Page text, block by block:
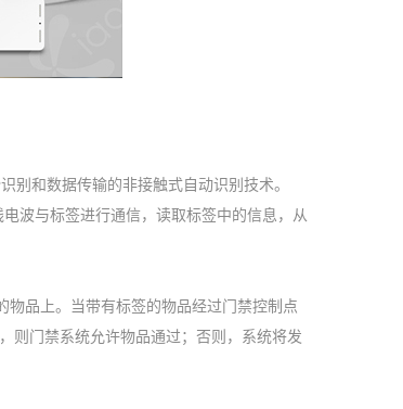
和数据传输的非接触式自动识别技术。
波与标签进行通信，读取标签中的信息，从
品上。当带有标签的物品经过门禁控制点
则门禁系统允许物品通过；否则，系统将发